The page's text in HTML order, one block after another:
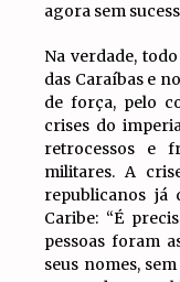
agora sem
Na verdade,
das Caraíbas e
de força, pelo
crises do
retrocessos e
militares. A
republicanos já
Caribe: “É
pessoas foram
seus nomes,